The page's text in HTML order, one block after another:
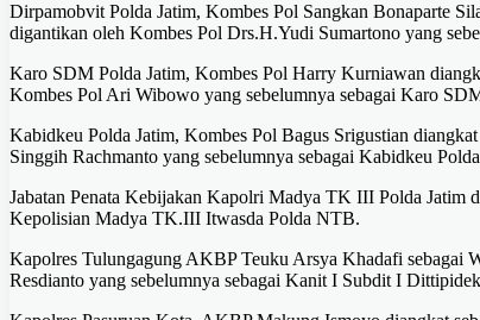
Dirpamobvit Polda Jatim, Kombes Pol Sangkan Bonaparte
digantikan oleh Kombes Pol Drs.H.Yudi Sumartono yang
Karo SDM Polda Jatim, Kombes Pol Harry Kurniawan
Kombes Pol Ari Wibowo yang sebelumnya sebagai Karo
Kabidkeu Polda Jatim, Kombes Pol Bagus Srigustian
Singgih Rachmanto yang sebelumnya sebagai Kabidkeu
Jabatan Penata Kebijakan Kapolri Madya TK III Polda Jatim
Kepolisian Madya TK.III Itwasda Polda NTB.
⁠Kapolres Tulungagung AKBP Teuku Arsya Khadafi sebagai
Resdianto yang sebelumnya sebagai Kanit I Subdit I